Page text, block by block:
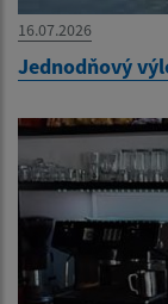
16.07.2026
Jednodňový